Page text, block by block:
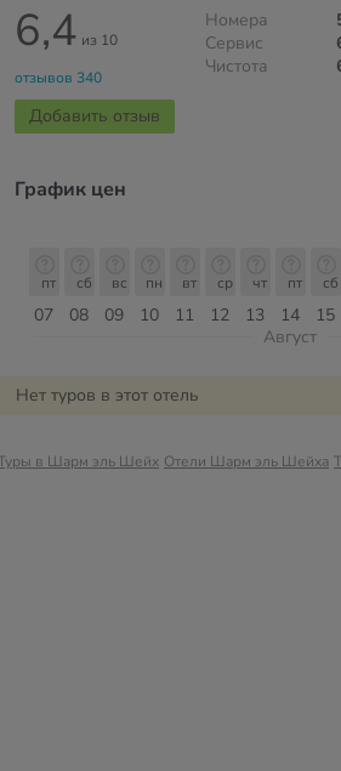
6,4 из 10
отзывов 340
Добавить отзыв
Номера
Сервис
Чистота
График цен
07
пт
08
сб
09
вс
10
пн
11
вт
12
ср
13
чт
14
пт
15
сб
Август
Нет туров в этот отель
Туры в Шарм эль Шейх Отели Шарм эль Шейха